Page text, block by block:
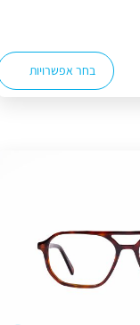
בחר אפשרויות